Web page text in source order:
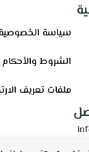
سياسة الخصوصية
الشروط والأحكام
ملفات تعريف